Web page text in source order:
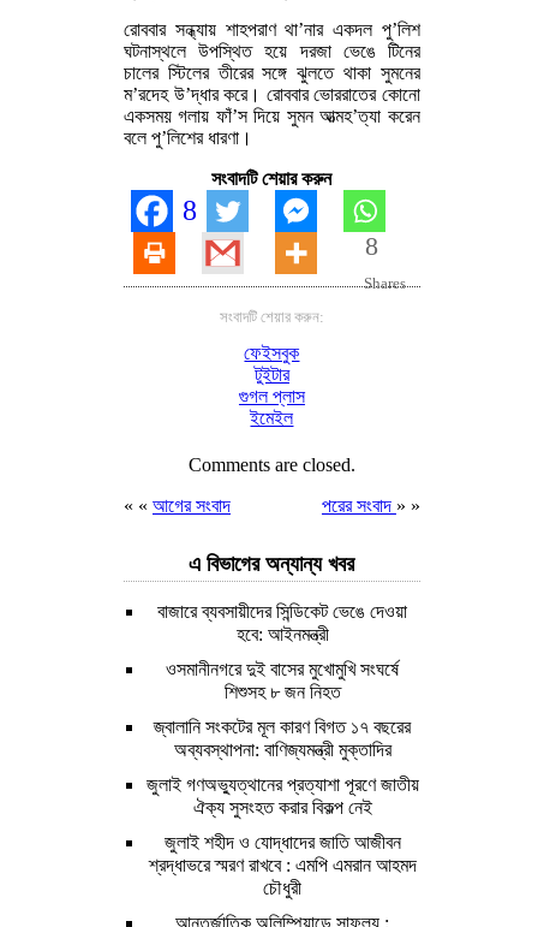
রোববার সন্ধ্যায় শাহপরাণ থা’নার একদল পু’লিশ
ঘটনাস্থলে উপস্থিত হয়ে দরজা ভেঙে টিনের
চালের স্টিলের তীরের সঙ্গে ঝুলতে থাকা সুমনের
ম’রদেহ উ’দ্ধার করে। রোববার ভোররাতের কোনো
একসময় গলায় ফাঁ’স দিয়ে সুমন আত্মহ’ত্যা করেন
বলে পু’লিশের ধারণা।
সংবাদটি শেয়ার করুন
8
8
Shares
সংবাদটি শেয়ার করুন:
ফেইসবুক
টুইটার
গুগল প্লাস
ইমেইল
Comments are closed.
« « আগের সংবাদ পরের সংবাদ » »
এ বিভাগের অন্যান্য খবর
বাজারে ব্যবসায়ীদের সিন্ডিকেট ভেঙে দেওয়া
হবে: আইনমন্ত্রী
ওসমানীনগরে দুই বাসের মুখোমুখি সংঘর্ষে
শিশুসহ ৮ জন নিহত
জ্বালানি সংকটের মূল কারণ বিগত ১৭ বছরের
অব্যবস্থাপনা: বাণিজ্যমন্ত্রী মুক্তাদির
জুলাই গণঅভ্যুত্থানের প্রত্যাশা পূরণে জাতীয়
ঐক্য সুসংহত করার বিকল্প নেই
জুলাই শহীদ ও যোদ্ধাদের জাতি আজীবন
শ্রদ্ধাভরে স্মরণ রাখবে : এমপি এমরান আহমদ
চৌধুরী
আন্তর্জাতিক অলিম্পিয়াডে সাফল্য :